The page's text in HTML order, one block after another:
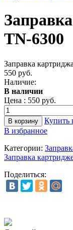
TN-6300
Заправка
550 руб.
Наличие:
В наличии
Цена : 550 руб.
Купить
В избранное
Категории:
Заправка
Поделиться: